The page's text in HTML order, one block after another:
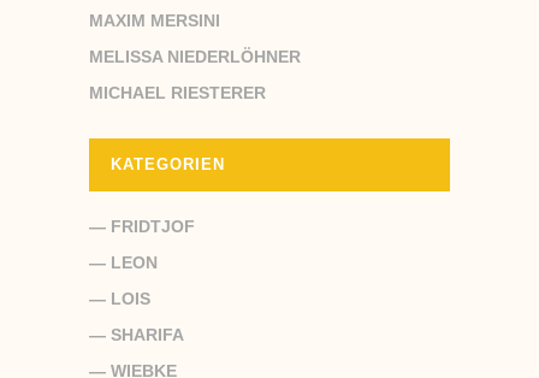
MAXIM MERSINI
MELISSA NIEDERLÖHNER
MICHAEL RIESTERER
KATEGORIEN
— FRIDTJOF
— LEON
— LOIS
— SHARIFA
— WIEBKE